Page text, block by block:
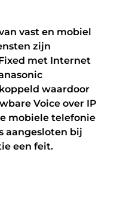
vast en mobiel
zijn
met Internet
waardoor
Voice over IP
mobiele telefonie
aangesloten bij
een feit.